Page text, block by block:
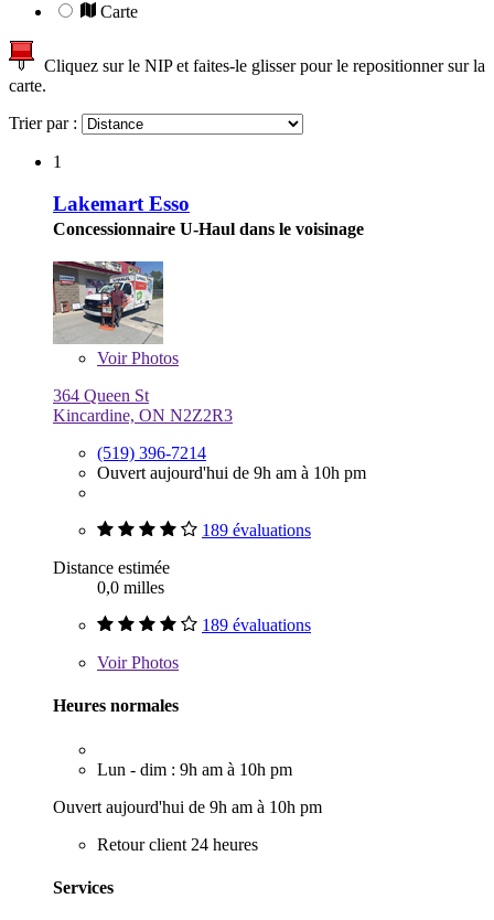
Carte
Cliquez sur le NIP et faites-le glisser pour le repositionner sur la
carte.
Trier par :
1
Lakemart Esso
Concessionnaire U-Haul dans le voisinage
VoirPhotos
364 Queen St
Kincardine, ON N2Z2R3
(519) 396-7214
Ouvert aujourd'hui de 9h am à 10h pm
189 évaluations
Distance estimée
0,0 milles
189 évaluations
VoirPhotos
Heures normales
Lun - dim : 9h am à 10h pm
Ouvert aujourd'hui de 9h am à 10h pm
Retour client 24 heures
Services